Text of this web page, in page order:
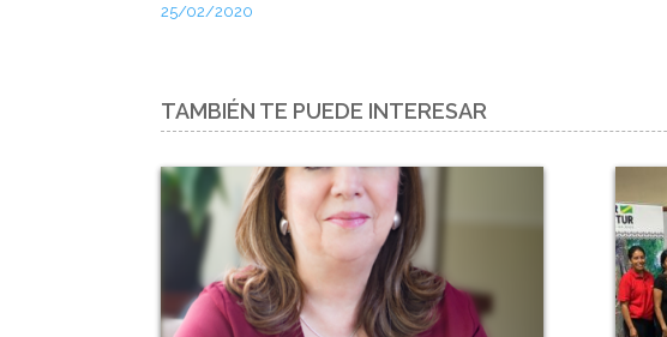
25/02/2020
TAMBIÉN TE PUEDE INTERESAR